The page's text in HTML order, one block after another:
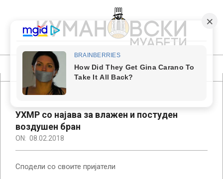
content
КУМАНОВСКИ
МУАБЕТИ
Navigation
УХМР со најава за влажен и постуден
воздушен бран
ON: 08.02.2018
Сподели со своите пријатели